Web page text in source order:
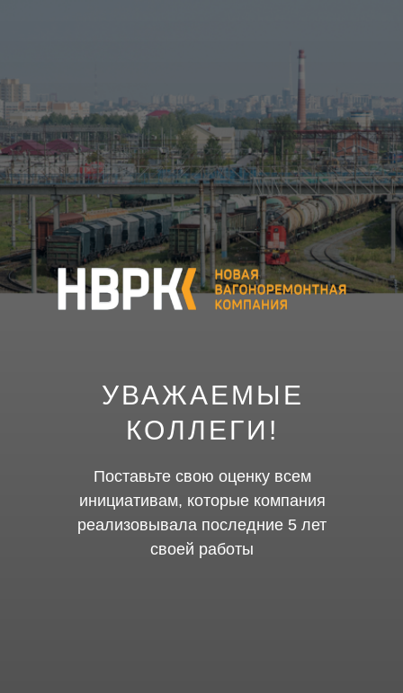
УВАЖАЕМЫЕ
КОЛЛЕГИ!
Поставьте свою оценку всем
инициативам, которые компания
реализовывала последние 5 лет
своей работы